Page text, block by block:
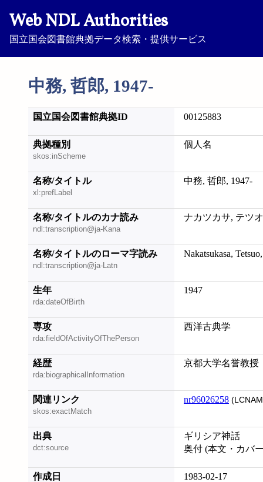
Web NDL Authorities
国立国会図書館典拠データ検索・提供サービス
中務, 哲郎, 1947-
国立国会図書館典拠ID 00125883
典拠種別
skos:inScheme
個人名
名称/タイトル
xl:prefLabel
中務, 哲郎, 1947-
名称/タイトルのカナ読み
ndl:transcription@ja-Kana
ナカツカサ, テツ
名称/タイトルのローマ字読み
ndl:transcription@ja-Latn
Nakatsukasa,
生年
rda:dateOfBirth
1947
専攻
rda:fieldOfActivityOfThePerson
西洋古典学
経歴
rda:biographicalInformation
京都大学名誉教授
関連リンク
skos:exactMatch
nr96026258
出典
dct:source
ギリシア神話
奥付 (本文・カバ
作成日 1983-02-17